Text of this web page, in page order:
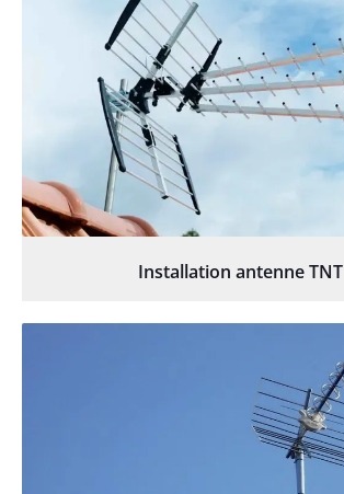
Installation antenne TNT